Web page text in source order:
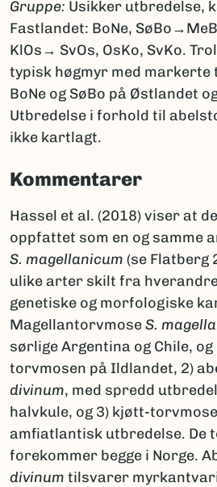
Gruppe: Usikker utbredelse,
Fastlandet: BoNe,
KlOs→ SvOs, OsKo, SvKo.
typisk høgmyr med markerte
BoNe og SøBo på Østlandet
Utbredelse i forhold til
ikke kartlagt.
Kommentarer
Hassel et al. (2018) viser at
oppfattet som en og samme
S. magellanicum (se Flatberg
ulike arter skilt fra
genetiske og morfologiske
MagellantorvmoseS.
sørlige Argentina og Chile,
torvmosen på Ildlandet, 2)
divinum, med spredd
halvkule, og 3) kjøtt-torvmose
amfiatlantisk utbredelse. De
forekommer begge i Norge.
divinum tilsvarer